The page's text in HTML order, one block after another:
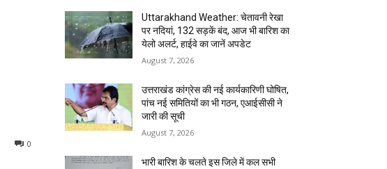
0
Uttarakhand Weather: चेतावनी रेखा
पर नदियां, 132 सड़कें बंद, आज भी बारिश का
येलो अलर्ट, हाईवे का जानें अपडेट
August 7, 2026
उत्तराखंड कांग्रेस की नई कार्यकारिणी घोषित,
पांच नई समितियों का भी गठन, एआईसीसी ने
जारी की सूची
August 7, 2026
भारी बारिश के चलते इस जिले में कल सभी